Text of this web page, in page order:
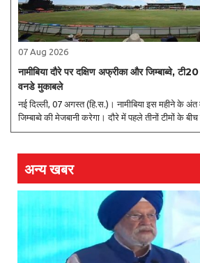
07 Aug 2026
नामीबिया दौरे पर दक्षिण अफ्रीका और जिम्बाब्वे,
वनडे मुकाबले
नई दिल्ली, 07 अगस्त (हि.स.)। नामीबिया इस महीने के
जिम्बाब्वे की मेजबानी करेगा। दौरे में पहले तीनों टीमों के बीच
श्रृंखला खेली जाएगी, जिसके बाद दक्षिण अफ्रीका और
अन्य खबर